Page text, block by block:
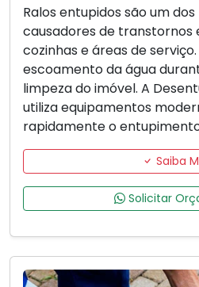
Ralos entupidos são um
causadores de transtornos
cozinhas e áreas de
escoamento da água
limpeza do imóvel. A
utiliza equipamentos
rapidamente o
Saiba
Solicitar